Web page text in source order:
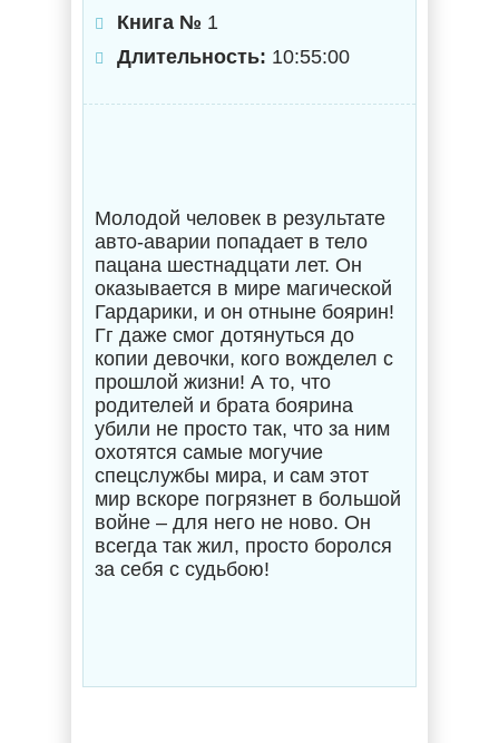
Книга № 1
Длительность: 10:55:00
Молодой человек в результате
авто-аварии попадает в тело
пацана шестнадцати лет. Он
оказывается в мире магической
Гардарики, и он отныне боярин!
Гг даже смог дотянуться до
копии девочки, кого вожделел с
прошлой жизни! А то, что
родителей и брата боярина
убили не просто так, что за ним
охотятся самые могучие
спецслужбы мира, и сам этот
мир вскоре погрязнет в большой
войне – для него не ново. Он
всегда так жил, просто боролся
за себя с судьбою!